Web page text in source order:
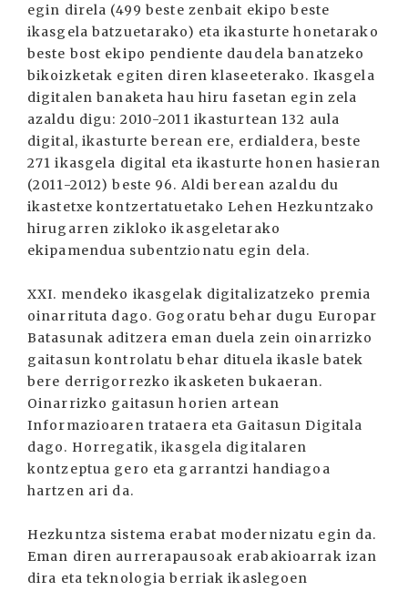
egin direla (499 beste zenbait ekipo beste
ikasgela batzuetarako) eta ikasturte honetarako
beste bost ekipo pendiente daudela banatzeko
bikoizketak egiten diren klaseeterako. Ikasgela
digitalen banaketa hau hiru fasetan egin zela
azaldu digu: 2010-2011 ikasturtean 132 aula
digital, ikasturte berean ere, erdialdera, beste
271 ikasgela digital eta ikasturte honen hasieran
(2011-2012) beste 96. Aldi berean azaldu du
ikastetxe kontzertatuetako Lehen Hezkuntzako
hirugarren zikloko ikasgeletarako
ekipamendua subentzionatu egin dela.
XXI. mendeko ikasgelak digitalizatzeko premia
oinarrituta dago. Gogoratu behar dugu Europar
Batasunak aditzera eman duela zein oinarrizko
gaitasun kontrolatu behar dituela ikasle batek
bere derrigorrezko ikasketen bukaeran.
Oinarrizko gaitasun horien artean
Informazioaren trataera eta Gaitasun Digitala
dago. Horregatik, ikasgela digitalaren
kontzeptua gero eta garrantzi handiagoa
hartzen ari da.
Hezkuntza sistema erabat modernizatu egin da.
Eman diren aurrerapausoak erabakioarrak izan
dira eta teknologia berriak ikaslegoen